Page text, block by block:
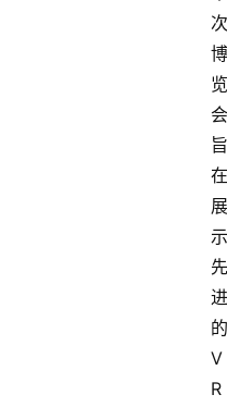
次
博
览
会
旨
在
展
示
先
进
的
V
R